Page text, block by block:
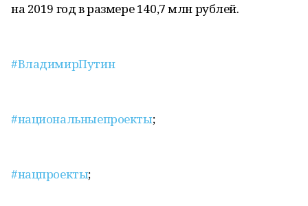
на 2019 год в размере 140,7 млн рублей.
#ВладимирПутин
#национальныепроекты;
#нацпроекты;